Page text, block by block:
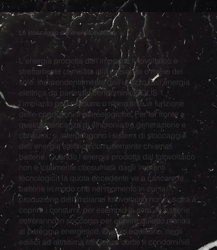
Lo stoccaggio dell'energia elettrica
L'energia prodotta dall'impianto fotovoltaico è
strettamente correlata alla presenza o meno del
sole. Indipendentemente dall'utilizzo dell'energia
elettrica da parte del condominio SOLIS 1,
l'impianto può produrre o meno solo in funzione
delle condizioni metereologiche. Per far fronte a
questa mancanza di sincronia tra generazione e
consumi, si interpongono i sistemi di stoccaggio
dell'energia elettrica comunemente chiamati
batterie. Quando l'energia prodotta dal fotovoltaico
non è totalmente consumata dagli impianti
tecnologici, la quota eccedente va a caricare le
batterie in modo che nel momento in cui la
produzione dell'impianto fotovoltaico non riuscirà a
coprire i consumi, per esempio la sera, le batterie
entreranno in soccorso per coprire quanto manca
al pareggio energetico. Questo equilibrio, negli
edifici ad altissima efficienza come il condominio